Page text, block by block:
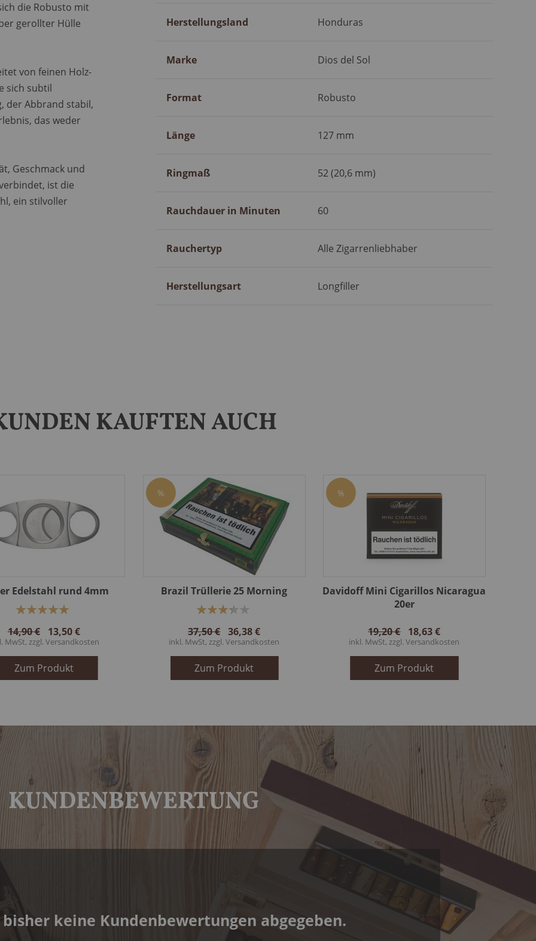
die Robusto mit
gerollter Hülle
von feinen Holz-
sich subtil
der Abbrand stabil,
das weder
Geschmack und
ist die
ein stilvoller
Herstellungsland Honduras
Marke Dios del Sol
Format Robusto
Länge 127 mm
Ringmaß 52 (20,6 mm)
Rauchdauer in Minuten 60
Rauchertyp Alle Zigarrenliebhaber
Herstellungsart Longfiller
KAUFTEN AUCH
Edelstahl rund 4mm
13,50 €
MwSt, zzgl. Versandkosten
14,90 €
Bewertung:
Zum Produkt
%
Brazil Trüllerie 25 Morning
36,38 €
inkl. MwSt, zzgl.Versandkosten
37,50 €
Bewertung:
Zum Produkt
%
Davidoff Mini Cigarillos Nicaragua
20er
18,63 €
inkl. MwSt, zzgl.Versandkosten
19,20 €
Zum Produkt
KUNDENBEWERTUNG
bisher keine Kundenbewertungen abgegeben.